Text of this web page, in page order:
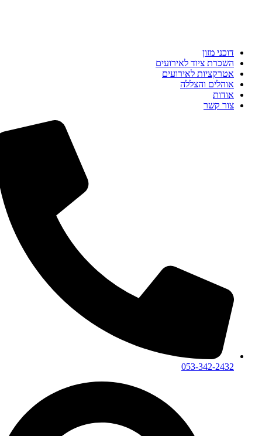
דוכני מזון
השכרת ציוד לאירועים
אטרקציות לאירועים
אוהלים והצללה
אודות
צור קשר
053-342-2432